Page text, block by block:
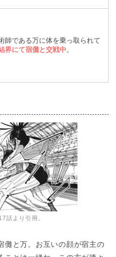
師である万に体を乗っ取られて
界にて宿儺と交戦中。
話より引用。
儺と万。お互いの顔が宿主の